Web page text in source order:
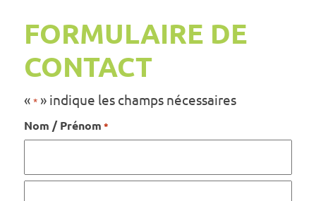
FORMULAIRE DE
CONTACT
« *» indique les champs nécessaires
Nom / Prénom *
Prénom